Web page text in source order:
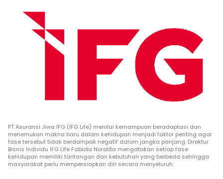
PT Asuransi Jiwa IFG (IFG Life) menilai kemampuan beradaptasi dan
menemukan makna baru dalam kehidupan menjadi faktor penting agar
fase tersebut tidak berdampak negatif dalam jangka panjang. Direktur
Bisnis Individu IFG Life Fabiola Noralita mengatakan setiap fase
kehidupan memiliki tantangan dan kebutuhan yang berbeda sehingga
masyarakat perlu mempersiapkan diri secara menyeluruh.